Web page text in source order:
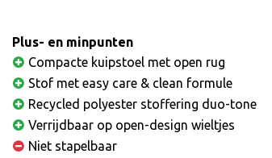
Plus- en minpunten
Compacte kuipstoel met open rug
Stof met easy care & clean formule
Recycled polyester stoffering duo-tone
Verrijdbaar op open-design wieltjes
Niet stapelbaar